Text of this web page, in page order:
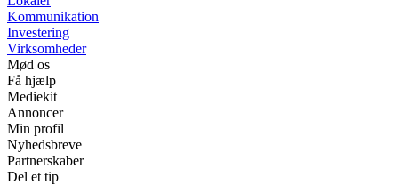
Kommunikation
Investering
Virksomheder
Mød os
Få hjælp
Mediekit
Annoncer
Min profil
Nyhedsbreve
Partnerskaber
Del et tip